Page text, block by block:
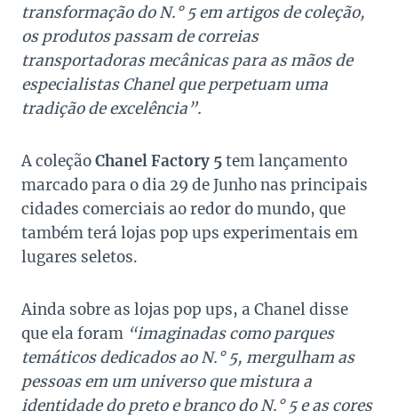
transformação do N.° 5 em artigos de coleção,
os produtos passam de correias
transportadoras mecânicas para as mãos de
especialistas Chanel que perpetuam uma
tradição de excelência”.
A coleçãoChanel Factory 5tem lançamento
marcado para o dia 29 de Junho nas principais
cidades comerciais ao redor do mundo, que
também terá lojas pop ups experimentais em
lugares seletos.
Ainda sobre as lojas pop ups, a Chanel disse
que ela foram “imaginadas como parques
temáticos dedicados ao N.° 5, mergulham as
pessoas em um universo que mistura a
identidade do preto e branco do N.° 5 e as cores